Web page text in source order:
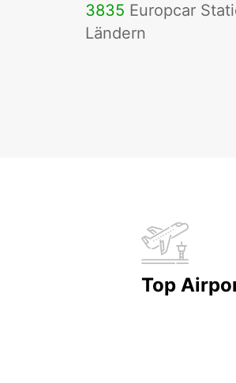
3835 Europcar
Ländern
Top